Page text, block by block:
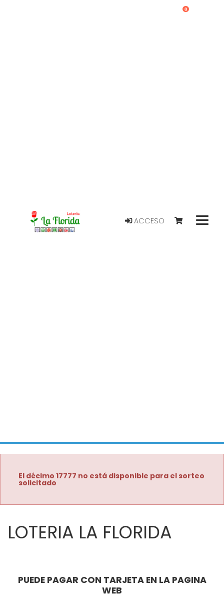
ACCESO
0
El décimo 17777 no está disponible para el sorteo
solicitado
LOTERIA LA FLORIDA
PUEDE PAGAR CON TARJETA EN LA PAGINA
WEB